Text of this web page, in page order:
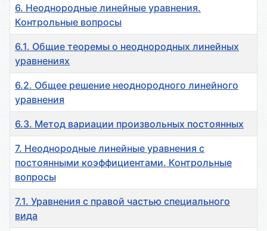
6. Неоднородные линейные уравнения.
Контрольные вопросы
6.1. Общие теоремы о неоднородных линейных
уравнениях
6.2. Общее решение неоднородного линейного
уравнения
6.3. Метод вариации произвольных постоянных
7. Неоднородные линейные уравнения с
постоянными коэффициентами. Контрольные
вопросы
7.1. Уравнения с правой частью специального
вида